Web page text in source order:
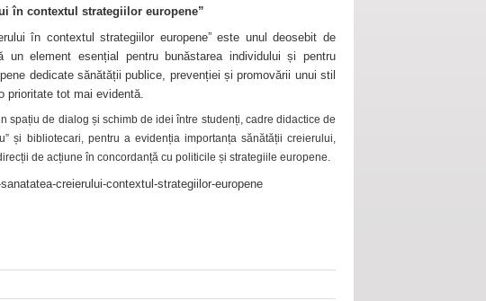
în contextul strategiilor europene”
în contextul strategiilor europene” este unul deosebit de
element esențial pentru bunăstarea individului și pentru
dedicate sănătății publice, prevenției și promovării unui stil
prioritate tot mai evidentă.
spațiu de dialog și schimb de idei între studenți, cadre didactice de
și bibliotecari, pentru a evidenția importanța sănătății creierului,
de acțiune în concordanță cu politicile și strategiile europene.
creierului-contextul-strategiilor-europene